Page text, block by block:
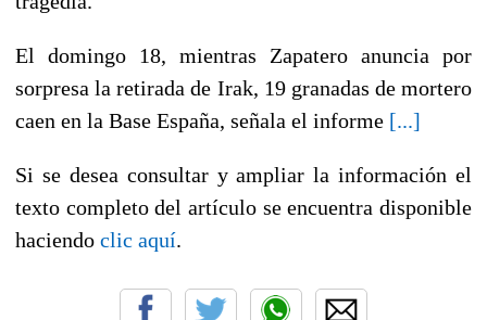
El domingo 18, mientras Zapatero anuncia por
sorpresa la retirada de Irak, 19 granadas de mortero
caen en la Base España, señala el informe [...]
Si se desea consultar y ampliar la información el
texto completo del artículo se encuentra disponible
haciendo clic aquí.